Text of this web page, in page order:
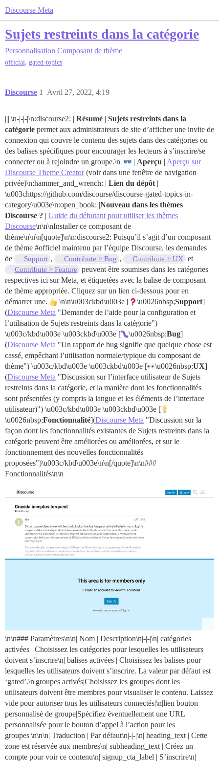
Discourse Meta
Sujets restreints dans la catégorie
Personnalisation Composant de thème
official, gated-topics
Discourse Avril 27, 2022, 4:19
1
||||\n-|-|-|\n:discourse2: | Résumé | Sujets restreints dans la
catégorie permet aux administrateurs de site d’afficher une invite de
connexion qui couvre le contenu des sujets dans des catégories ou
des balises spécifiques pour encourager les lecteurs à s’inscrire/se
connecter ou à rejoindre un groupe.\n|
| Aperçu | Aperçu sur
Discourse Theme Creator(voir dans une fenêtre de navigation
privée)\n:hammer_and_wrench: | Lien du dépôt |
\u003chttps://github.com/discourse/discourse-gated-topics-in-
category\u003e\n:open_book: |Nouveau dans les thèmes
Discourse ? | Guide du débutant pour utiliser les thèmes
Discourse\n\n\nInstaller ce composant de
thème\n\n\n[quote]\n\n:discourse2: Puisqu’il s’agit d’un composant
de thème #officiel maintenu par l’équipe Discourse, les demandes
de
Support , Contribute > Bug , Contribute > UX et
Contribute > Feature
peuvent être soumises dans les catégories
respectives ici sur Meta, et étiquetées avec la balise de composant
de thème appropriée. Cliquez sur un lien ci-dessous pour en
démarrer une.
\n\n\u003ckbd\u003e [ \u0026nbsp;Support]
(Discourse Meta "Demander de l’aide pour la configuration et
l’utilisation de Sujets restreints dans la catégorie")
\u003c/kbd\u003e \u003ckbd\u003e [
\u0026nbsp;Bug]
(Discourse Meta "Un rapport de bug signifie que quelque chose est
cassé, empêchant l’utilisation normale/typique du composant de
thème") \u003c/kbd\u003e \u003ckbd\u003e [
\u0026nbsp;UX]
(Discourse Meta "Discussion sur l’interface utilisateur de Sujets
restreints dans la catégorie, et la manière dont les fonctionnalités
sont présentées (y compris la langue et les éléments de l’interface
utilisateur)") \u003c/kbd\u003e \u003ckbd\u003e [
\u0026nbsp;Fonctionnalité](Discourse Meta "Discussion sur la
façon dont les fonctionnalités existantes de Sujets restreints dans la
catégorie peuvent être améliorées ou améliorées, et sur le
fonctionnement des nouvelles fonctionnalités
proposées")\u003c/kbd\u003e\n\n[/quote]\n\n###
Fonctionnalités\n\n
\n\n### Paramètres\n\n| Nom | Description\n|-|-|\n| catégories
activées | Choisissez les catégories pour lesquelles les utilisateurs
doivent s’inscrire\n| balises activées | Choisissez les balises pour
lesquelles les utilisateurs doivent s’inscrire. La valeur par défaut est
‘gated’.\n|groupes activés|Choisissez les groupes dont les
utilisateurs doivent être membres pour visualiser le contenu. Laissez
vide pour autoriser tous les utilisateurs connectés|\n|lien bouton
personnalisé de groupe|Spécifiez éventuellement une URL
personnalisée pour le bouton d’appel à l’action pour les
groupes|\n\n\n| Traduction | Par défaut\n|-|-|\n| heading_text | Cette
zone est réservée aux membres\n| subheading_text | Créez un
compte pour voir ce contenu\n| signup_cta_label | S’inscrire\n|